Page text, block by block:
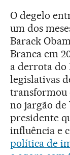
O degelo
um dos
Barack
Branca em
a derrota do
legislativas
transformou
no jargão de
presidente
influência e
política de